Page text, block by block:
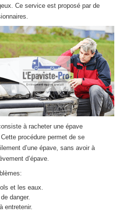
Ce service est proposé par de
à racheter une épave
procédure permet de se
d’une épave, sans avoir à
d’épave.
et les eaux.
danger.
entretenir.